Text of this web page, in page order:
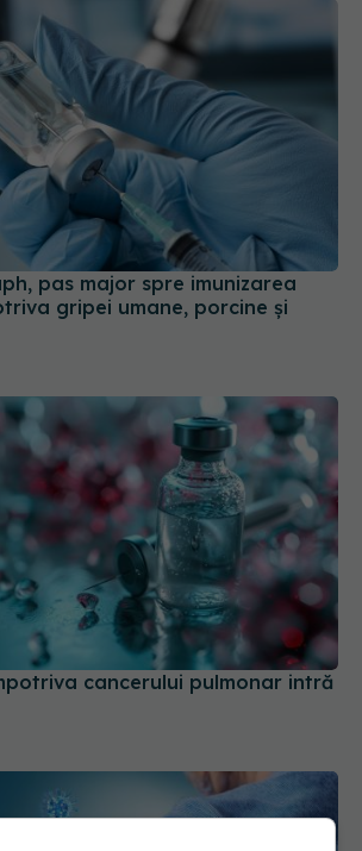
pas major spre imunizarea
gripei umane, porcine și
cancerului pulmonar intră